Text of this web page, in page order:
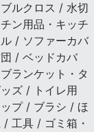
ルクロス / 水切
ン用品・キッチ
/ ソファーカバ
/ ベッドカバ
ランケット・タ
ズ / トイレ用
プ / ブラシ / ほ
工具 / ゴミ箱・